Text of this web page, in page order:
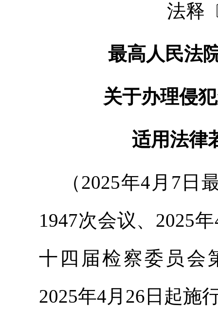
法释
最高人民法
关于办理侵
适用法律
（2025年4月7日
1947次会议、2025
十四届检察委员会
2025年4月26日起施